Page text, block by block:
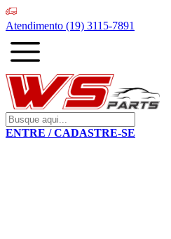
Atendimento (19) 3115-7891
ENTRE / CADASTRE-SE